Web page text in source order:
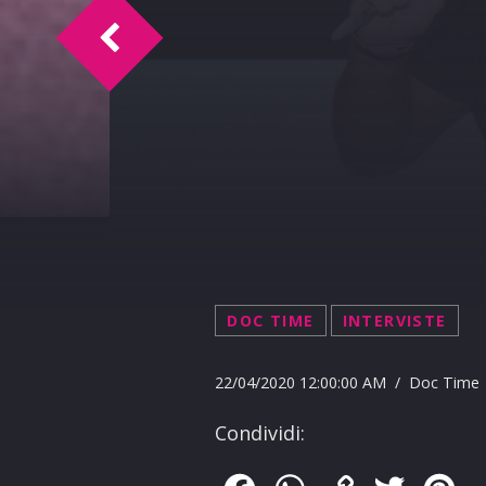
DOC TIME INTERVISTE
22/04/2020 12:00:00 AM / Doc Time
Condividi:
Doc Time intervista Chris Obehi 20-4-